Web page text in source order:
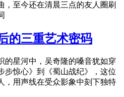
，至今还在清晨三点的友人圈刷
的三重艺术密码
的星河中，吴奇隆的嗓音犹如穿
步惊心》到《蜀山战纪》，这位
，用声线在受众影象中刻下独特